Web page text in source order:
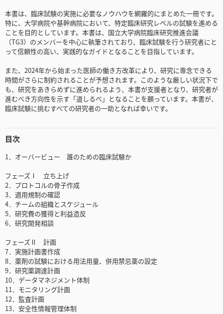
本書は、臨床試験の実施に必要なノウハウを網羅的にまとめた一冊です。
特に、大学病院や基幹病院において、特定臨床研究レベルの試験を進める
ことを目的としています。本書は、国立大学病院臨床研究推進会議
（TG3）のメンバーを中心に執筆されており、臨床試験を行う研究者にと
って信頼性の高い、実践的なガイドとなることを目指しています。
また、2024年から始まった医師の働き方改革により、研究に専念できる
時間がさらに制約されることが予想されます。このような厳しい状況下で
も、研究をあきらめずに進められるよう、本書が支援者となり、研究者が
進むべき方向性を示す「道しるべ」となることを願っています。本書が、
臨床試験に挑むすべての研究者の一助となれば幸いです。
目次
1．オーバービュー 誰のための臨床試験か
フェーズⅠ 立ち上げ
2．プロトコルの骨子作成
3．適用規制の確認
4．チームの組織とスケジュール
5．研究費の獲得と利益造反
6．研究開発相談
フェーズⅡ 計画
7．実施計画書作成
8．薬剤の試験における用法用量、併用禁忌薬の設定
9．研究薬調達計画
10．データマネジメント体制
11．モニタリング計画
12．監査計画
13．安全性情報管理体制